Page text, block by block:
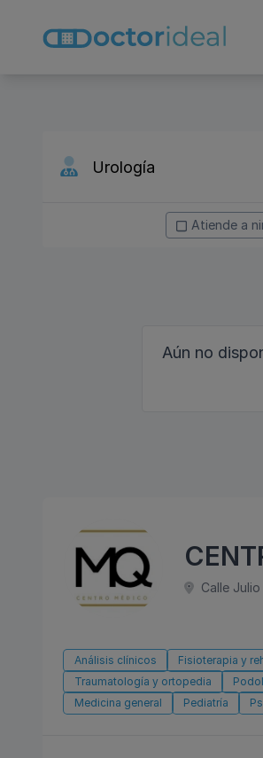
Atiende a
Aún no
Calle
Análisis clínicos Fisioterapia y
Traumatología y ortopedia
Medicina general
Pediatría